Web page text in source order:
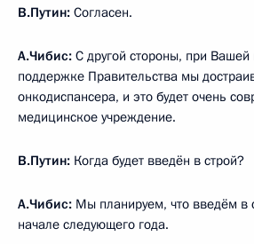
В.Путин: Согласен.
А.Чибис: С другой стороны, при
поддержке Правительства мы
онкодиспансера, и это будет очень
медицинское учреждение.
В.Путин: Когда будет введён в строй?
А.Чибис: Мы планируем, что введём в
начале следующего года.